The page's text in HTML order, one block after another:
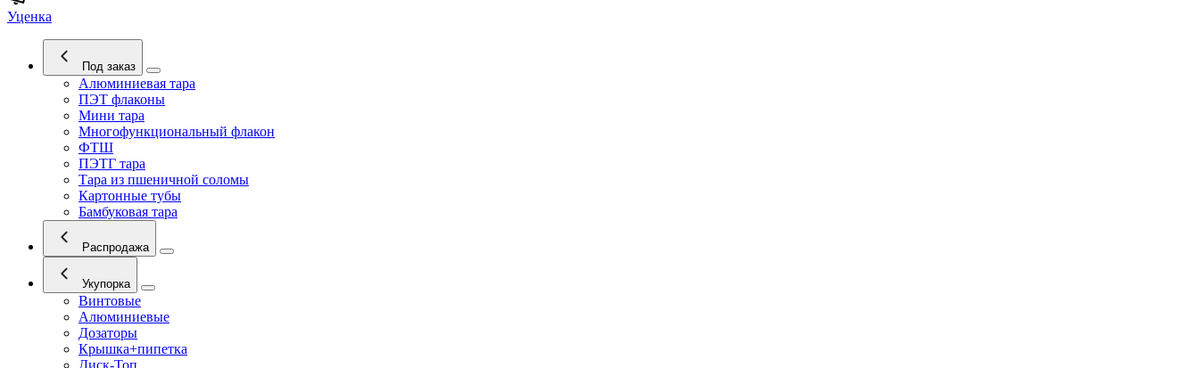
Уценка
Под заказ
Алюминиевая тара
ПЭТ флаконы
Мини тара
Многофункциональный флакон
ФТШ
ПЭТГ тара
Тара из пшеничной соломы
Картонные тубы
Бамбуковая тара
Распродажа
Укупорка
Винтовые
Алюминиевые
Дозаторы
Крышка+пипетка
Диск-Топ